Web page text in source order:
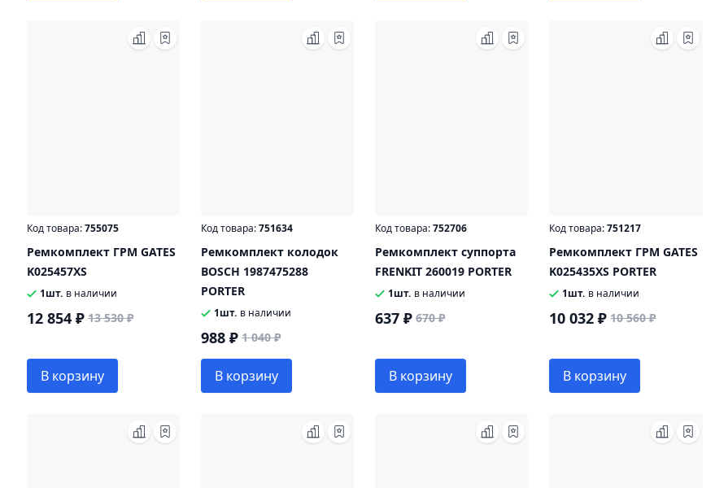
Код товара:755075
Ремкомплект ГРМ GATES
K025457XS
1шт. в наличии
12 854 ₽ 13 530 ₽
В корзину
Код товара:751634
Ремкомплект колодок
BOSCH 1987475288
PORTER
1шт. в наличии
988 ₽ 1 040 ₽
В корзину
Код товара:752706
Ремкомплект суппорта
FRENKIT 260019 PORTER
1шт. в наличии
637 ₽ 670 ₽
В корзину
Код товара:751217
Ремкомплект ГРМ GATES
K025435XS PORTER
1шт. в наличии
10 032 ₽ 10 560 ₽
В корзину